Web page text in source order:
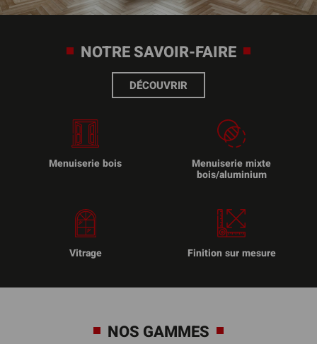
NOTRE SAVOIR-FAIRE
DÉCOUVRIR
Menuiserie bois Menuiserie mixte
bois/aluminium
Vitrage Finition sur mesure
NOS GAMMES